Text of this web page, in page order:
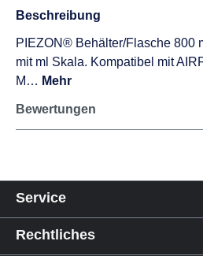
Beschreibung
PIEZON® Behälter/Flasche 800
mit ml Skala. Kompatibel mit
M… Mehr
Bewertungen
Service
Rechtliches